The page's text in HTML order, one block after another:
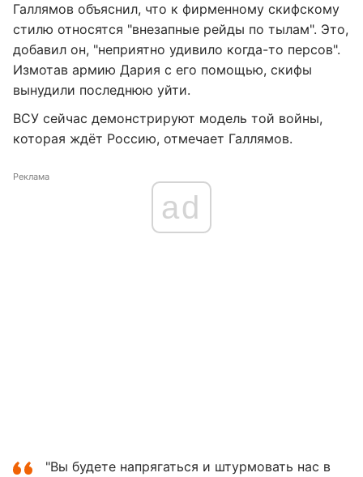
Галлямов объяснил, что к фирменному скифскому
стилю относятся "внезапные рейды по тылам". Это,
добавил он, "неприятно удивило когда-то персов".
Измотав армию Дария с его помощью, скифы
вынудили последнюю уйти.
ВСУ сейчас демонстрируют модель той войны,
которая ждёт Россию, отмечает Галлямов.
Реклама
ad
"Вы будете напрягаться и штурмовать нас в